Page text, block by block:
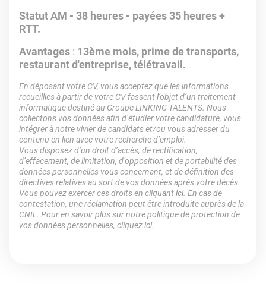
Statut AM - 38 heures - payées 35 heures +
RTT.
Avantages : 13ème mois, prime de transports,
restaurant d'entreprise, télétravail.
En déposant votre CV, vous acceptez que les informations
recueillies à partir de votre CV fassent l’objet d’un traitement
informatique destiné au Groupe LINKING TALENTS. Nous
collectons vos données afin d’étudier votre candidature, vous
intégrer à notre vivier de candidats et/ou vous adresser du
contenu en lien avec votre recherche d’emploi.
Vous disposez d’un droit d’accès, de rectification,
d’effacement, de limitation, d’opposition et de portabilité des
données personnelles vous concernant, et de définition des
directives relatives au sort de vos données après votre décès.
Vous pouvez exercer ces droits en cliquantici. En cas de
contestation, une réclamation peut être introduite auprès de la
CNIL. Pour en savoir plus sur notre politique de protection de
vos données personnelles, cliquezici.